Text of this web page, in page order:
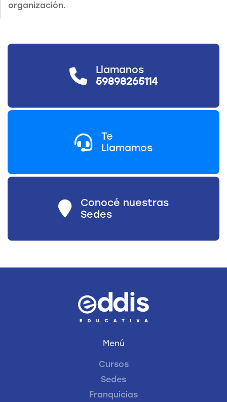
organización.
Llamanos
59898265114
Te
Llamamos
Conocé nuestras
Sedes
Menú
Cursos
Sedes
Franquicias